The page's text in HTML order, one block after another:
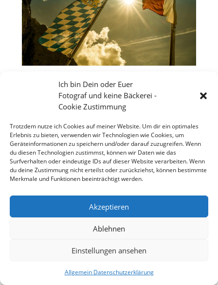
Ich bin Dein oder Euer
Fotograf und keine Bäckerei -
Cookie Zustimmung
Trotzdem nutze ich Cookies auf meiner Website. Um dir ein optimales
Erlebnis zu bieten, verwenden wir Technologien wie Cookies, um
Geräteinformationen zu speichern und/oder darauf zuzugreifen. Wenn
du diesen Technologien zustimmst, können wir Daten wie das
Surfverhalten oder eindeutige IDs auf dieser Website verarbeiten. Wenn
du deine Zustimmung nicht erteilst oder zurückziehst, können bestimmte
Merkmale und Funktionen beeinträchtigt werden.
Akzeptieren
Ablehnen
Einstellungen ansehen
Allgemein Datenschutzerklärung